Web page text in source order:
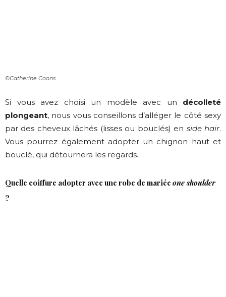
©Catherine Coons
Si vous avez choisi un modèle avec un décolleté
plongeant, nous vous conseillons d’alléger le côté sexy
par des cheveux lâchés (lisses ou bouclés) en side hair.
Vous pourrez également adopter un chignon haut et
bouclé, qui détournera les regards.
Quelle coiffure adopter avec une robe de mariée one shoulder
?